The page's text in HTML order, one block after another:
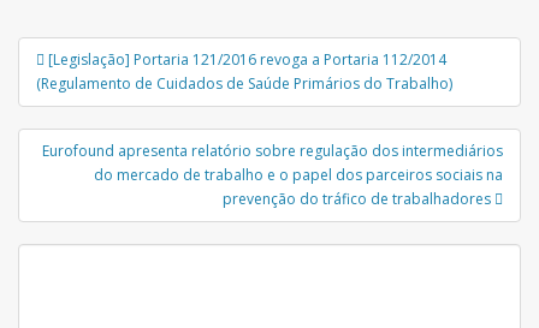
Navegação
de
Post
[Legislação] Portaria 121/2016 revoga a Portaria 112/2014
(Regulamento de Cuidados de Saúde Primários do Trabalho)
Eurofound apresenta relatório sobre regulação dos intermediários
do mercado de trabalho e o papel dos parceiros sociais na
prevenção do tráfico de trabalhadores